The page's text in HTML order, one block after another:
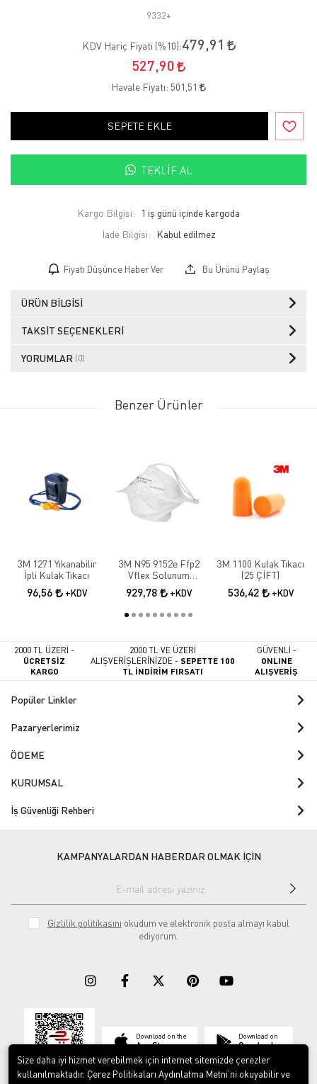
9332+
KDV Hariç Fiyatı (%10):479,91
527,90
Havale Fiyatı: 501,51
SEPETE EKLE
TEKLIF AL
Kargo Bilgisi:
1 iş günü içinde kargoda
İade Bilgisi:
Fiyatı Düşünce Haber Ver Bu Ürünü Paylaş
ÜRÜN BILGISI
TAKSIT SEÇENEKLERI
YORUMLAR (0)
Benzer Ürünler
3M 1271 Yıkanabilir
İpli Kulak Tıkacı
96,56 +KDV
3M N95 9152e Ffp2
Vflex Solunum
Maskesi 10 Adet
929,78 +KDV
3M 1100 Kulak Tıkacı
(25 ÇİFT)
536,42 +KDV
2000 TL ÜZERİ -
ÜCRETSİZ
KARGO
2000 TL VE ÜZERİ
ALIŞVERİŞLERİNİZDE -SEPETTE 100
TL İNDİRİM FIRSATI
GÜVENLİ -
ONLINE
ALIŞVERİŞ
Popüler Linkler
Pazaryerlerimiz
ÖDEME
KURUMSAL
İş Güvenliği Rehberi
KAMPANYALARDAN HABERDAR OLMAK İÇİN
Gizlilik politikasını okudum ve elektronik posta almayı kabul
ediyorum.
Download on the
App Store
Download on
Google play
Size daha iyi hizmet verebilmek için internet sitemizde çerezler
kullanılmaktadır. Çerez Politikaları Aydınlatma Metni’ni okuyabilir ve